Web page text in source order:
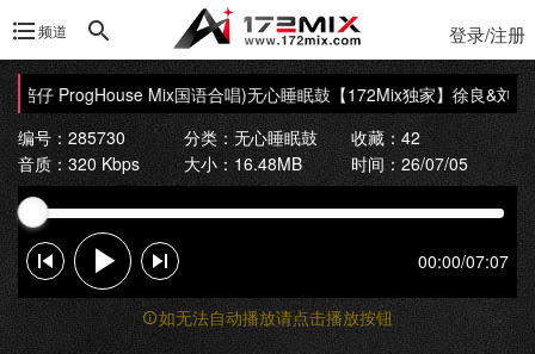
频道 登录/注册
培仔 ProgHouse Mix国语合唱)无心睡眠鼓【172Mix独家】徐良&刘丹
编号：285730
分类：无心睡眠鼓
收藏：42
音质：320 Kbps
大小：16.48MB 时间：26/07/05
00:00/07:07
如无法自动播放请点击播放按钮